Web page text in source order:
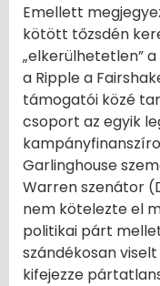
Emellett
kötött tőzsdén
„elkerülhetetlen”
a Ripple a
támogatói közé
csoport az egyik
Garlinghouse
Warren szenátor
nem kötelezte el
politikai párt
szándékosan
kifejezze